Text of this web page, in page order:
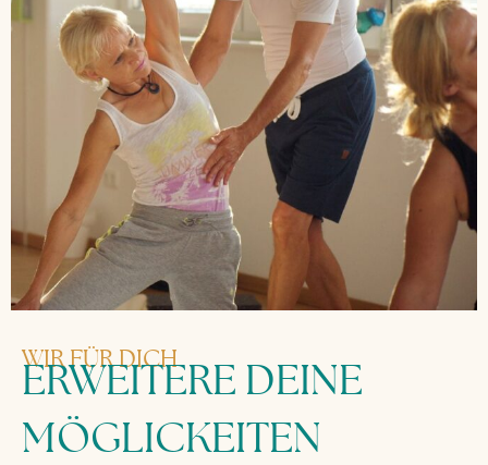
WIR FÜR DICH
ERWEITERE DEINE
MÖGLICKEITEN